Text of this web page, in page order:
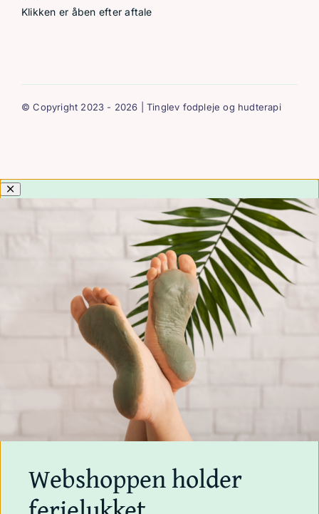
Klikken er åben efter aftale
© Copyright 2023 - 2026 | Tinglev fodpleje og hudterapi
Webshoppen holder